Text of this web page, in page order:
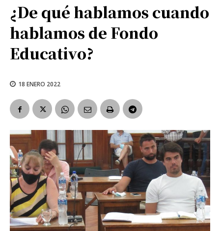
¿De qué hablamos cuando
hablamos de Fondo
Educativo?
18 ENERO 2022